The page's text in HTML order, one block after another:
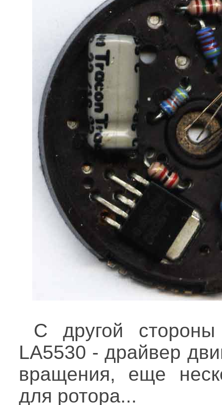
С другой стороны
LA5530 - драйвер
вращения, еще
для ротора...